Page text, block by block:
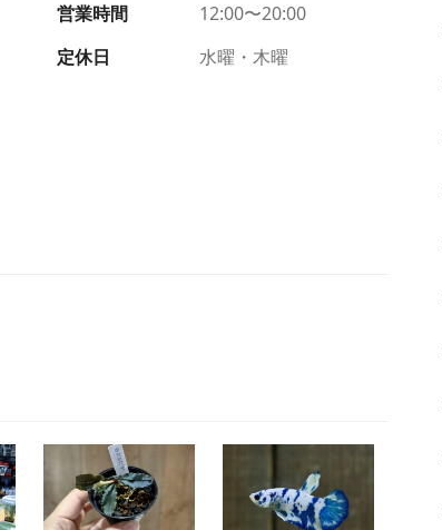
営業時間
12:00〜20:00
定休日
水曜・木曜